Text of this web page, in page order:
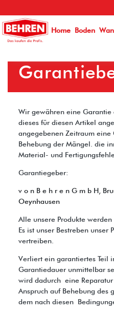
Home Boden
Wir gewähren eine Garantie
dieses für diesen Artikel
angegebenen Zeitraum eine
Behebung der Mängel. die
Material- und
Garantiegeber:
v o n B e h r e n G m b H,
Oeynhausen
Alle unsere Produkte
Es ist unser Bestreben unser
vertreiben.
Verliert ein garantiertes Teil
Garantiedauer unmittelbar
wird dadurch eine
Anspruch auf Behebung des
dem nach diesen